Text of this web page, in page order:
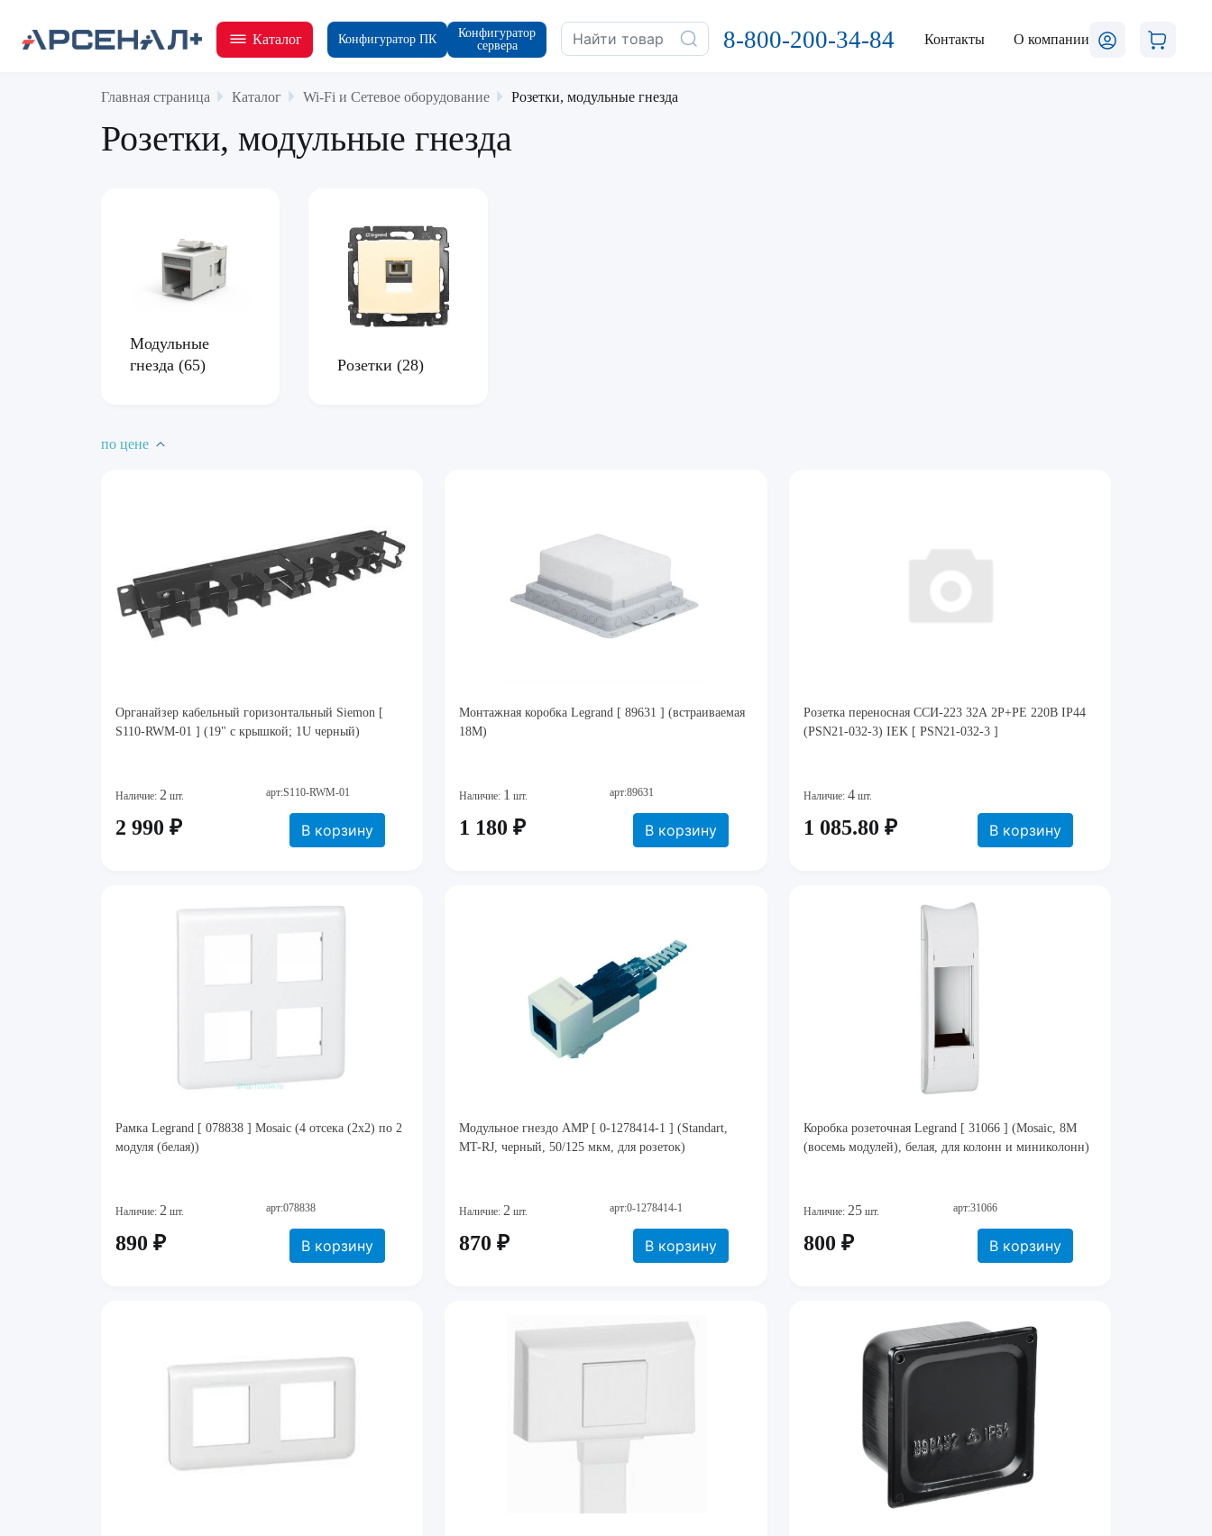
Каталог Конфигуратор ПК
Конфигуратор
сервера
8-800-200-34-84 Контакты О компании
Главная страница Каталог Wi-Fi и Сетевое оборудование Розетки, модульные гнезда
Розетки, модульные гнезда
Модульные
гнезда (65) Розетки(28)
по цене
Органайзер кабельный горизонтальный Siemon [
S110-RWM-01 ] (19" с крышкой; 1U черный)
Наличие: 2 шт. арт:S110-RWM-01
2 990 ₽ В корзину
Монтажная коробка Legrand [ 89631 ] (встраиваемая
18М)
Наличие: 1 шт. арт:89631
1 180 ₽ В корзину
Розетка переносная ССИ-223 32А 2Р+РЕ 220В IP44
(PSN21-032-3) IEK [ PSN21-032-3 ]
Наличие: 4шт.
1 085.80 ₽ В корзину
Рамка Legrand [ 078838 ] Mosaic (4 отсека (2х2) по 2
модуля (белая))
Наличие: 2 шт. арт:078838
890 ₽ В корзину
Модульное гнездо AMP [ 0-1278414-1 ] (Standart,
MT-RJ, черный, 50/125 мкм, для розеток)
Наличие:2 шт. арт:0-1278414-1
870 ₽ В корзину
Коробка розеточная Legrand [ 31066 ] (Mosaic, 8M
(восемь модулей), белая, для колонн и миниколонн)
Наличие: 25шт. арт:31066
800 ₽ В корзину